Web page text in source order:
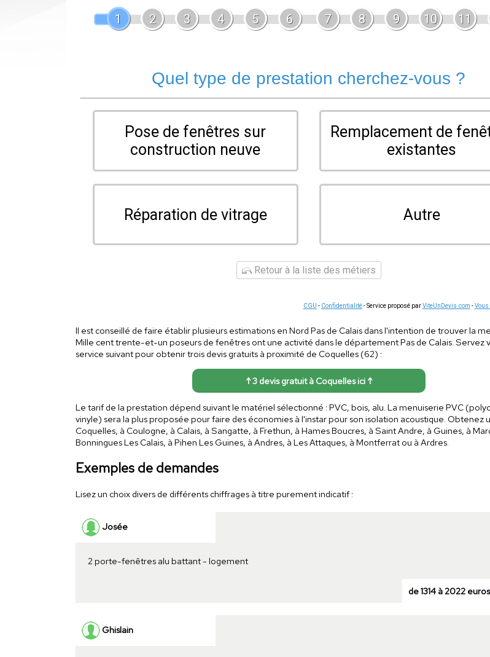
1
2 3 4 5 6 7 8 9 10 11
Quel type de prestation cherchez-vous ?
Pose de fenêtres sur
construction neuve
Remplacement de
existantes
Réparation de vitrage Autre
Retour à la liste des métiers
CGU - Confidentialité- Service proposé parViteUnDevis.com -Vous
Il est conseillé de faire établir plusieurs estimations en Nord Pas de Calais dans l'intention de trouver la
Mille cent trente-et-un poseurs de fenêtres ont une activité dans le département Pas de Calais. Servez
service suivant pour obtenir trois devis gratuits à proximité de Coquelles (62) :
↑ 3 devis gratuit à Coquelles ici ↑
Le tarif de la prestation dépend suivant le matériel sélectionné : PVC, bois, alu. La menuiserie PVC
vinyle) sera la plus proposée pour faire des économies à l'instar pour son isolation acoustique. Obtenez
Coquelles, à Coulogne, à Calais, à Sangatte, à Frethun, à Hames Boucres, à Saint Andre, à Guines, à
Bonningues Les Calais, à Pihen Les Guines, à Andres, à Les Attaques, à Montferrat ou à Ardres.
Exemples de demandes
Lisez un choix divers de différents chiffrages à titre purement indicatif :
Josée
2 porte-fenêtres alu battant - logement
de 1314 à 2022 euros
Ghislain